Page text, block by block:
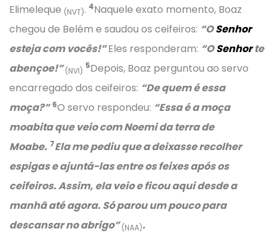
Elimeleque (NVT). 4Naquele exato momento, Boaz
chegou de Belém e saudou os ceifeiros: “OSenhor
esteja com vocês!”Eles responderam: “OSenhorte
abençoe!”(NVI)
5Depois, Boaz perguntou ao servo
encarregado dos ceifeiros: “De quem é essa
moça?” 6O servo respondeu: “Essa é a moça
moabita que veio com Noemi da terra de
Moabe. 7Ela me pediu que a deixasse recolher
espigas e ajuntá-las entre os feixes após os
ceifeiros. Assim, ela veio e ficou aqui desde a
manhã até agora. Só parou um pouco para
descansar no abrigo”(NAA).